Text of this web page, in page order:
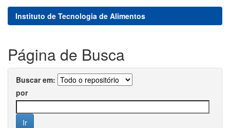
Instituto de Tecnologia de Alimentos
Página de Busca
Buscar em:
por